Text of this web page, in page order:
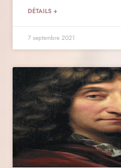
DÉTAILS +
7 septembre 2021